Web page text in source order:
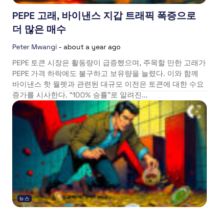
PEPE 고래, 바이낸스 지갑 트래픽 폭증으로
더 많은 매수
Peter Mwangi - about a year ago
PEPE 토큰 시장은 활동량이 급증했으며, 주목할 만한 고래가
PEPE 가격 하락에도 불구하고 보유량을 늘렸다. 이와 함께
바이낸스 핫 월렛과 관련된 대규모 이전은 토큰에 대한 수요
증가를 시사한다. “100% 승률”로 알려진...
뉴스